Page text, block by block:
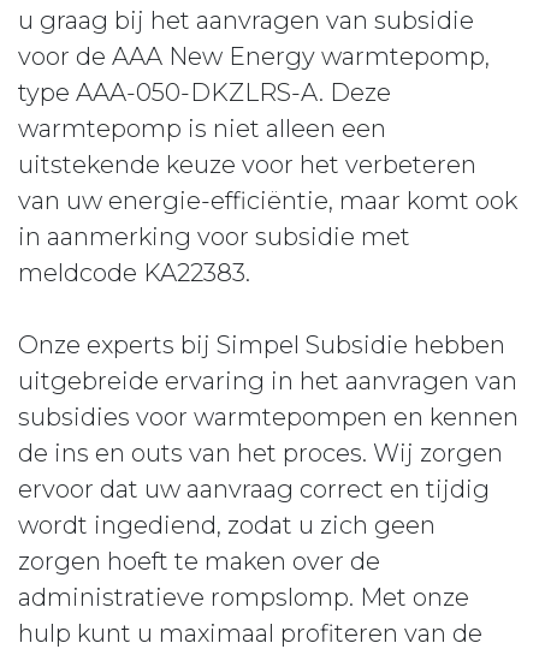
u graag bij het aanvragen van subsidie
voor de AAA New Energy warmtepomp,
type AAA-050-DKZLRS-A. Deze
warmtepomp is niet alleen een
uitstekende keuze voor het verbeteren
van uw energie-efficiëntie, maar komt ook
in aanmerking voor subsidie met
meldcode KA22383.
Onze experts bij Simpel Subsidie hebben
uitgebreide ervaring in het aanvragen van
subsidies voor warmtepompen en kennen
de ins en outs van het proces. Wij zorgen
ervoor dat uw aanvraag correct en tijdig
wordt ingediend, zodat u zich geen
zorgen hoeft te maken over de
administratieve rompslomp. Met onze
hulp kunt u maximaal profiteren van de